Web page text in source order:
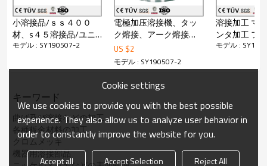
小溶接品/ｓｓ４００
材、s４５溶接品/ユニ
クロした溶接品/ユニク
品/梱包機用溶接品
モデル : SY190507-2
電極加压溶接機、タッ
ク熔接、アーク熔接加
工、機械部品
US $2
モデル : SY190507-2
溶接加工 マシニングセ
ンタ
モデル :
キーワード
曲げ及び溶接などの加工
各種板金材料の加工
クロムメッキ
機器用溶接部品
Cookie settings
We use cookies to provide you with the best possible
experience. They also allow us to analyze user behavior in
order to constantly improve the website for you.
Accept all Accept Selection Reject All